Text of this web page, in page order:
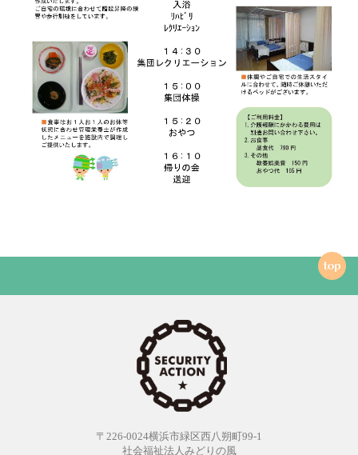
〒226-0024横浜市緑区西八朔町99-1
社会福祉法人みどりの風